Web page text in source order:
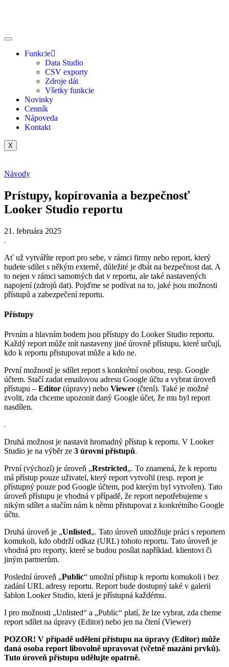
Funkcie
Data Studio
CSV exporty
Zdroje dát
Všetky funkcie
Novinky
Cenník
Nápoveda
Kontakt
X
Návody
Prístupy, kopírovania a bezpečnosť
Looker Studio reportu
21. februára 2025
Ať už vytváříte report pro sebe, v rámci firmy nebo report, který
budete sdílet s někým externě, důležité je dbát na bezpečnost dat. A
to nejen v rámci samotných dat v reportu, ale také nastavených
napojení (zdrojů dat). Pojďme se podívat na to, jaké jsou možnosti
přístupů a zabezpečení reportu.
Přístupy
Prvním a hlavním bodem jsou přístupy do Looker Studio reportu.
Každý report může mít nastaveny jiné úrovně přístupu, které určují,
kdo k reportu přistupovat může a kdo ne.
První možností je sdílet report s konkrétní osobou, resp. Google
účtem. Stačí zadat emailovou adresu Google účtu a vybrat úroveň
přístupu – Editor (úpravy) nebo Viewer (čtení). Také je možné
zvolit, zda chceme upozonit daný Google účet, že mu byl report
nasdílen.
Druhá možnost je nastavit hromadný přístup k reportu. V Looker
Studio je na výběr ze 3 úrovní přístupů.
První (výchozí) je úroveň „Restricted„. To znamená, že k reportu
má přístup pouze uživatel, který report vytvořil (resp. report je
přístupný pouze pod Google účtem, pod kterým byl vytvořen). Tato
úroveň přístupu je vhodná v případě, že report nepotřebujeme s
nikým sdílet a stačím nám k němu přistupovat z konkrétního Google
účtu.
Druhá úroveň je „Unlisted„. Tato úroveň umožňuje práci s reportem
komukoli, kdo obdrží odkaz (URL) tohoto reportu. Tato úroveň je
vhodná pro reporty, které se budou posílat například. klientovi či
jiným partnerům.
Poslední úroveň „Public“ umožní přístup k reportu komukoli i bez
zadání URL adresy reportu. Report bude dostupný také v galerii
šablon Looker Studio, která je přístupná každému.
I pro možnosti „Unlisted“ a „Public“ platí, že lze vybrat, zda cheme
report sdílet na úpravy (Editor) nebo jen na čtení (Viewer)
POZOR! V případě udělení přístupu na úpravy (Editor) může
daná osoba report libovolně upravovat (včetně mazání prvků).
Tuto úroveň přístupu udělujte opatrně.